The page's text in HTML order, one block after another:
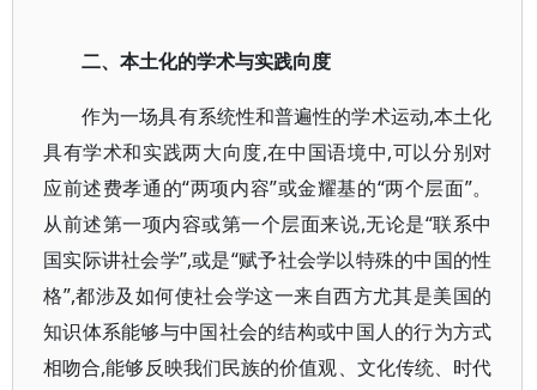
二、本土化的学术与实践向度
作为一场具有系统性和普遍性的学术运动,本土化
具有学术和实践两大向度,在中国语境中,可以分别对
应前述费孝通的“两项内容”或金耀基的“两个层面”。
从前述第一项内容或第一个层面来说,无论是“联系中
国实际讲社会学”,或是“赋予社会学以特殊的中国的性
格”,都涉及如何使社会学这一来自西方尤其是美国的
知识体系能够与中国社会的结构或中国人的行为方式
相吻合,能够反映我们民族的价值观、文化传统、时代